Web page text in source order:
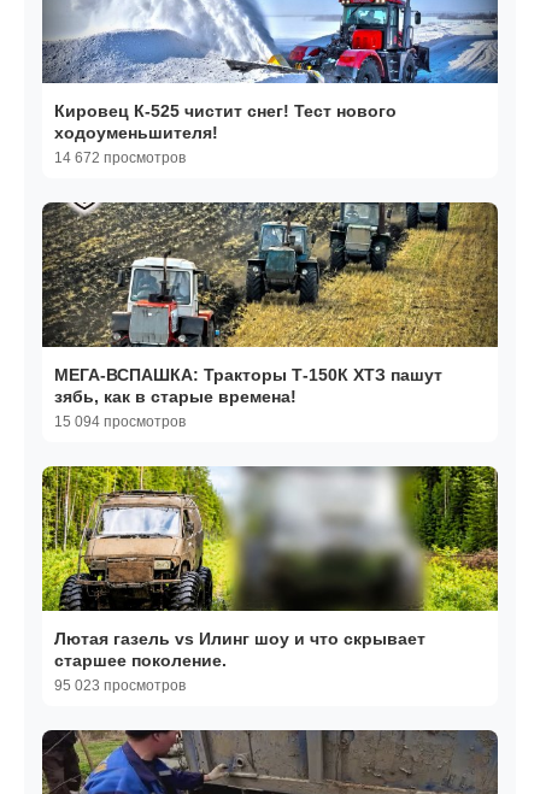
Кировец К-525 чистит снег! Тест нового
ходоуменьшителя!
14 672 просмотров
МЕГА-ВСПАШКА: Тракторы Т-150К ХТЗ пашут
зябь, как в старые времена!
15 094 просмотров
Лютая газель vs Илинг шоу и что скрывает
старшее поколение.
95 023 просмотров